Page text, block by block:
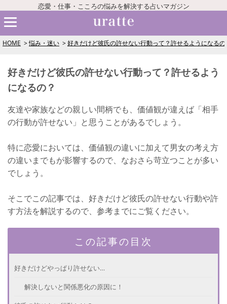
恋愛・仕事・こころの悩みを解決する占いマガジン
HOME 悩み・迷い 好きだけど彼氏の許せない行動って？許せるようになるの
好きだけど彼氏の許せない行動って？許せるよう
になるの？
友達や家族などの親しい間柄でも、価値観が違えば「相手
の行動が許せない」と思うことがあるでしょう。
特に恋愛においては、価値観の違いに加えて男女の考え方
の違いまでもが影響するので、なおさら苛立つことが多い
でしょう。
そこでこの記事では、好きだけど彼氏の許せない行動や許
す方法を解説するので、参考までにご覧ください。
この記事の目次
好きだけどやっぱり許せない…
解決しないと関係悪化の原因に！